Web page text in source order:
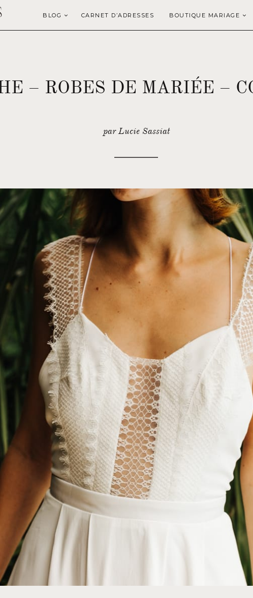
BLOG CARNET D’ADRESSES BOUTIQUE MARIAGE
– ROBES DE MARIÉE –
par Lucie Sassiat